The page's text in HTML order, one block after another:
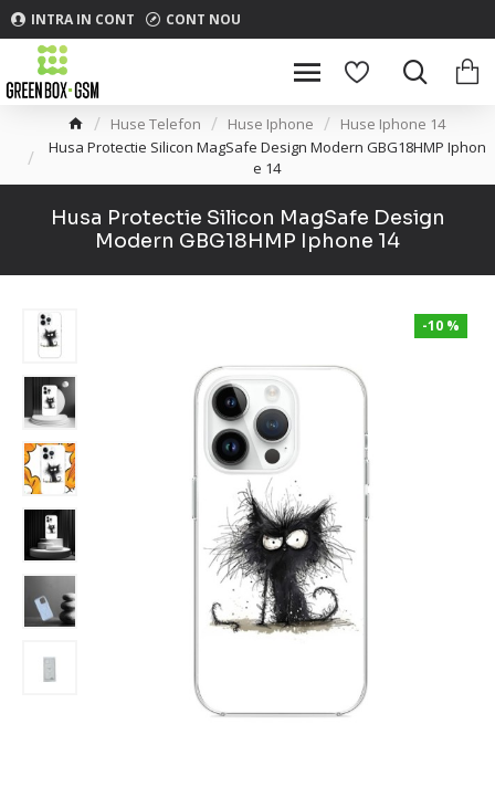
INTRA IN CONT CONT NOU
Huse Telefon Huse Iphone
Huse Iphone 14
Husa Protectie Silicon MagSafe Design Modern GBG18HMP Iphon
e 14
Husa Protectie Silicon MagSafe Design
Modern GBG18HMP Iphone 14
-10 %